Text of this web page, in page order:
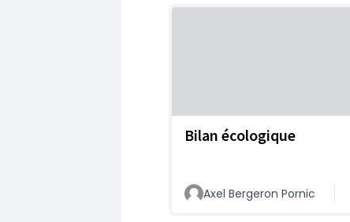
Bilan écologique
Axel Bergeron Pornic